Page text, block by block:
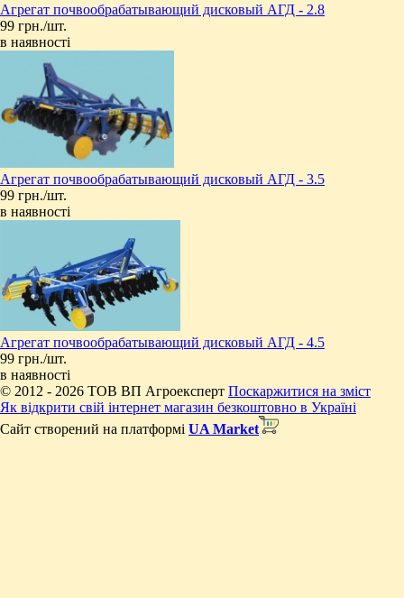
Агрегат почвообрабатывающий дисковый АГД - 2.8
99 грн./шт.
в наявності
Агрегат почвообрабатывающий дисковый АГД - 3.5
99 грн./шт.
в наявності
Агрегат почвообрабатывающий дисковый АГД - 4.5
99 грн./шт.
в наявності
© 2012 - 2026 ТОВ ВП Агроексперт Поскаржитися на зміст
Як відкрити свій інтернет магазин безкоштовно в Україні
Сайт створений на платформі UA Market